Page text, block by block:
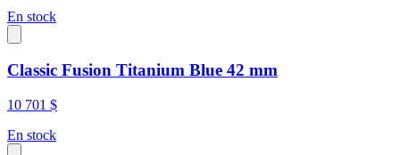
En stock
Classic Fusion Titanium Blue 42 mm
10 701 $
En stock